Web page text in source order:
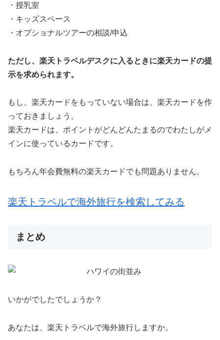
・授乳室
・キッズスペース
・オプショナルツアーの相談/申込
ただし、楽天トラベルデスクに入るときに楽天カードの提
示を求められます。
もし、楽天カードをもっていない場合は、楽天カードを作
っておきましょう。
楽天カードは、ポイントがどんどんたまるのでわたしがメ
インに使っているカードです。
もちろん年会費無料の楽天カードでも問題ありません。
楽天トラベルで海外旅行を検索してみる
まとめ
いかがでしたでしょうか？
あなたは、楽天トラベルで海外旅行しますか。